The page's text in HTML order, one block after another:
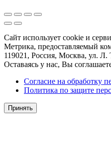
Сайт использует cookie и
Метрика, предоставляемый
119021, Россия, Москва, ул. Л.
Оставаясь у нас, Вы
Согласие на обработку
Политика по защите
Принять